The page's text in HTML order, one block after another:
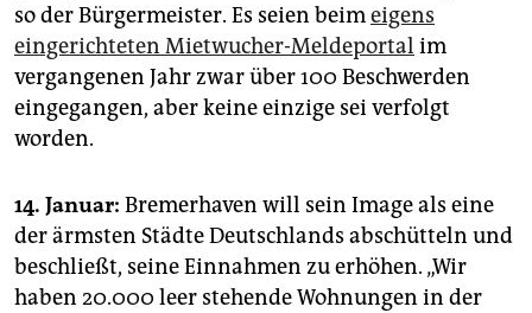
so der Bürgermeister. Es seien beimeigens
eingerichteten Mietwucher-Meldeportal im
vergangenen Jahr zwar über 100 Beschwerden
eingegangen, aber keine einzige sei verfolgt
worden.
14. Januar: Bremerhaven will sein Image als eine
der ärmsten Städte Deutschlands abschütteln und
beschließt, seine Einnahmen zu erhöhen. „Wir
haben 20.000 leer stehende Wohnungen in der